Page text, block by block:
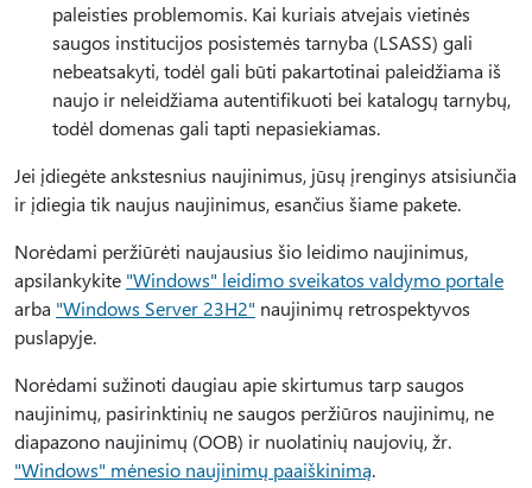
paleisties problemomis. Kai kuriais atvejais vietinės
saugos institucijos posistemės tarnyba (LSASS) gali
nebeatsakyti, todėl gali būti pakartotinai paleidžiama iš
naujo ir neleidžiama autentifikuoti bei katalogų tarnybų,
todėl domenas gali tapti nepasiekiamas.
Jei įdiegėte ankstesnius naujinimus, jūsų įrenginys atsisiunčia
ir įdiegia tik naujus naujinimus, esančius šiame pakete.
Norėdami peržiūrėti naujausius šio leidimo naujinimus,
apsilankykite "Windows" leidimo sveikatos valdymo portale
arba "Windows Server 23H2" naujinimų retrospektyvos
puslapyje.
Norėdami sužinoti daugiau apie skirtumus tarp saugos
naujinimų, pasirinktinių ne saugos peržiūros naujinimų, ne
diapazono naujinimų (OOB) ir nuolatinių naujovių, žr.
"Windows" mėnesio naujinimų paaiškinimą.